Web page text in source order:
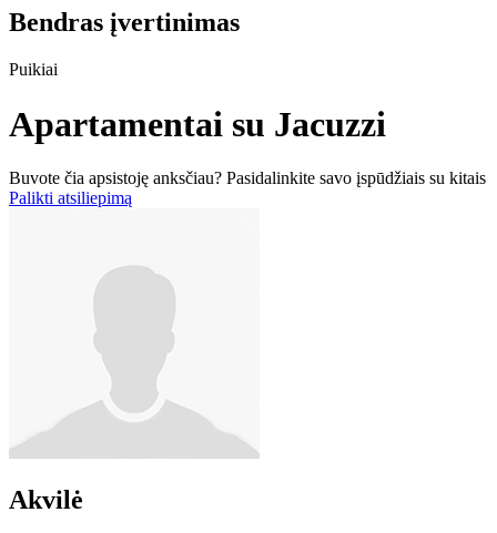
Bendras įvertinimas
Puikiai
Apartamentai su Jacuzzi
Buvote čia apsistoję anksčiau? Pasidalinkite savo įspūdžiais su kitais
Palikti atsiliepimą
Akvilė